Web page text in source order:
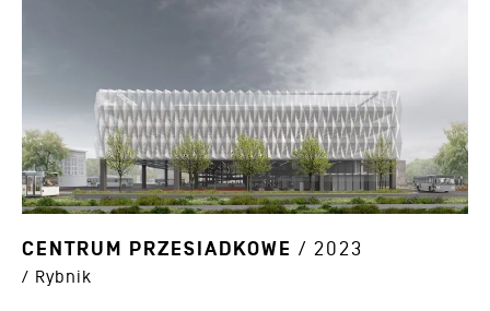
CENTRUM PRZESIADKOWE / 2023
/ Rybnik